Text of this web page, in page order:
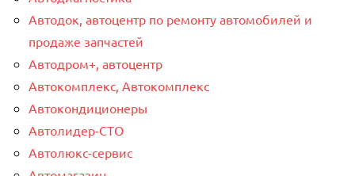
Автодок, автоцентр по ремонту автомобилей и
продаже запчастей
Автодром+, автоцентр
Автокомплекс, Автокомплекс
Автокондиционеры
Автолидер-СТО
Автолюкс-сервис